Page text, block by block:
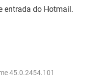
EXCEL
entrada do Hotmail.
45.0.2454.101